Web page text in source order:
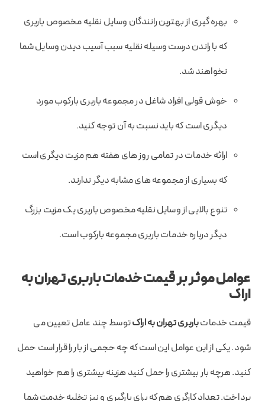
بهره گیری از بهترین رانندگان وسایل نقلیه مخصوص باربری
که با راندن درست وسیله نقلیه سبب آسیب دیدن وسایل شما
نخواهند شد.
خوش قولی افراد شاغل در مجموعه باربری بارکوب مورد
دیگری است که باید نسبت به آن توجه کنید.
ارائه خدمات در تمامی روز های هفته هم مزیت دیگری است
که بسیاری از مجموعه های مشابه دیگر ندارند.
تنوع بالایی از وسایل نقلیه مخصوص باربری یک مزیت بزرگ
دیگر درباره خدمات باربری مجموعه بارکوب است.
عوامل موثر بر قیمت خدمات باربری تهران به
اراک
قیمت خدماتباربری تهران به اراکتوسط چند عامل تعیین می
شود. یکی از این عوامل این است که چه حجمی از بار را قرار است حمل
کنید. هرچه بار بیشتری را حمل کنید هزینه بیشتری را هم خواهید
پرداخت. تعداد کارگری هم که برای بارگیری و نیز تخلیه خدمت شما